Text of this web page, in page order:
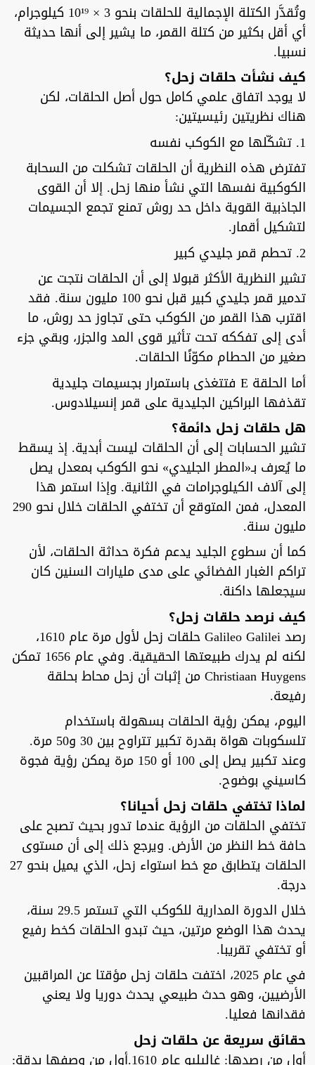
وتُقدَّر الكتلة الإجمالية للحلقات بنحو 3 × 10¹⁹ كيلوجرام،
أي أقل بكثير من كتلة القمر، ما يشير إلى أنها حديثة
نسبيا.
كيف نشأت حلقات زحل؟
لا يوجد اتفاق علمي كامل حول أصل الحلقات، لكن
هناك نظريتين رئيسيتين:
1. تشكّلها مع الكوكب نفسه
تفترض هذه النظرية أن الحلقات تشكلت من السحابة
الكوكبية نفسها التي نشأ منها زحل. إلا أن القوى
الجاذبية القوية داخل حد روش تمنع تجمع الجسيمات
لتشكيل أقمار.
2. تحطم قمر جليدي كبير
تشير النظرية الأكثر قبولا إلى أن الحلقات نتجت عن
تدمير قمر جليدي كبير قبل نحو 100 مليون سنة. فقد
اقترب هذا القمر من الكوكب حتى تجاوز حد روش، ما
أدى إلى تفككه تحت تأثير قوى المد والجزر، وبقي جزء
صغير من الحطام مكوّنًا الحلقات.
أما الحلقة E فتتغذى باستمرار بجسيمات جليدية
تقذفها البراكين الجليدية على قمر إنسيلادوس.
هل حلقات زحل دائمة؟
تشير الحسابات إلى أن الحلقات ليست أبدية. إذ يسقط
ما يُعرف بـ«المطر الجليدي» نحو الكوكب بمعدل يصل
إلى آلاف الكيلوجرامات في الثانية. وإذا استمر هذا
المعدل، فمن المتوقع أن تختفي الحلقات خلال نحو 290
مليون سنة.
كما أن سطوع الجليد يدعم فكرة حداثة الحلقات، لأن
تراكم الغبار الفضائي على مدى مليارات السنين كان
سيجعلها داكنة.
كيف نرصد حلقات زحل؟
رصد Galileo Galilei حلقات زحل لأول مرة عام 1610،
لكنه لم يدرك طبيعتها الحقيقية. وفي عام 1656 تمكن
Christiaan Huygens من إثبات أن زحل محاط بحلقة
رفيعة.
اليوم، يمكن رؤية الحلقات بسهولة باستخدام
تلسكوبات هواة بقدرة تكبير تتراوح بين 30 و50 مرة.
وعند تكبير يصل إلى 100 أو 150 مرة يمكن رؤية فجوة
كاسيني بوضوح.
لماذا تختفي حلقات زحل أحيانا؟
تختفي الحلقات من الرؤية عندما تدور بحيث تصبح على
حافة خط النظر من الأرض. ويرجع ذلك إلى أن مستوى
الحلقات يتطابق مع خط استواء زحل، الذي يميل بنحو 27
درجة.
خلال الدورة المدارية للكوكب التي تستمر 29.5 سنة،
يحدث هذا الوضع مرتين، حيث تبدو الحلقات كخط رفيع
أو تختفي تقريبا.
في عام 2025، اختفت حلقات زحل مؤقتا عن المراقبين
الأرضيين، وهو حدث طبيعي يحدث دوريا ولا يعني
فقدانها فعليا.
حقائق سريعة عن حلقات زحل
أول من رصدها: غاليليو عام 1610.أول من وصفها بدقة: